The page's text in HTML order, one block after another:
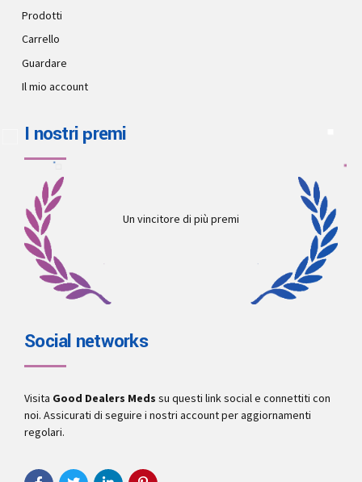
Prodotti
Carrello
Guardare
Il mio account
I nostri premi
Un vincitore di più premi
Social networks
Visita Good Dealers Meds su questi link social e connettiti con
noi. Assicurati di seguire i nostri account per aggiornamenti
regolari.